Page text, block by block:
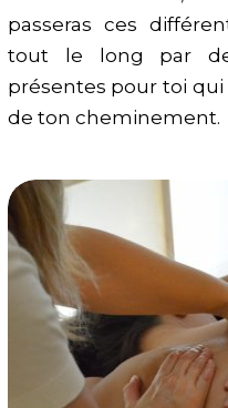
passeras ces
tout le long par
présentes pour toi
de ton cheminement.